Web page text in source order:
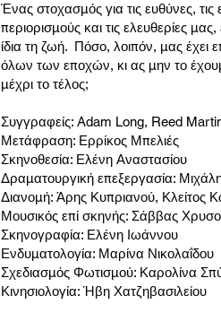
Ένας στοχασμός για τις ευθύνες, τις
περιορισμούς και τις ελευθερίες
ίδια τη ζωή. Πόσο, λοιπόν, μας έχει
όλων των εποχών, κι ας μην το
μέχρι το τέλος;
Συγγραφείς: Adam Long, Reed
Μετάφραση: Ερρίκος Μπελιές
Σκηνοθεσία: Ελένη Αναστασίου
Δραματουργική επεξεργασία:
Διανομή: Άρης Κυπριανού, Κλείτος
Μουσικός επί σκηνής: Σάββας
Σκηνογραφία: Ελένη Ιωάννου
Ενδυματολογία: Μαρίνα Νικολαΐδου
Σχεδιασμός Φωτισμού: Καρολίνα
Κινησιολογία: Ήβη Χατζηβασιλείου